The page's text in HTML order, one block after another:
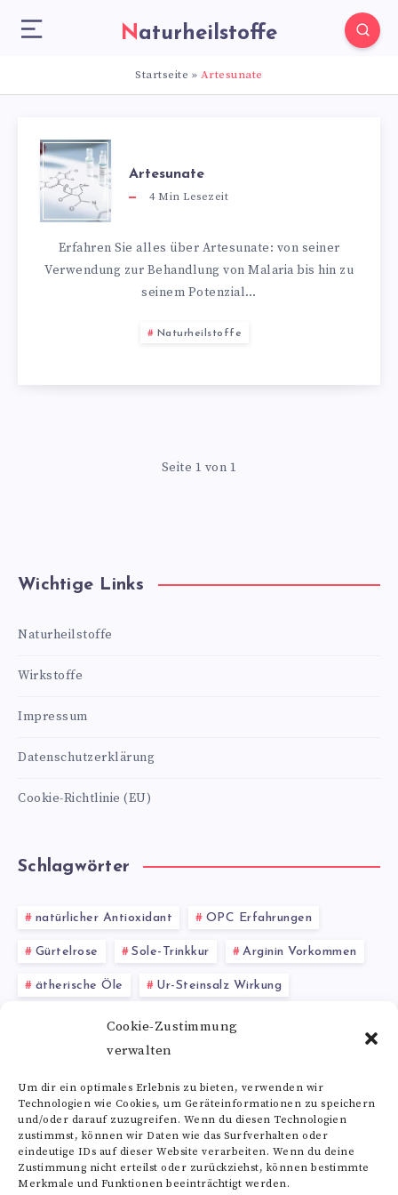
Cookie-Zustimmung
verwalten
Um dir ein optimales Erlebnis zu bieten, verwenden wir
Technologien wie Cookies, um Geräteinformationen zu speichern
und/oder darauf zuzugreifen. Wenn du diesen Technologien
zustimmst, können wir Daten wie das Surfverhalten oder
eindeutige IDs auf dieser Website verarbeiten. Wenn du deine
Zustimmung nicht erteilst oder zurückziehst, können bestimmte
Merkmale und Funktionen beeinträchtigt werden.
Naturheilstoffe
Startseite » Artesunate
Artesunate
4Min Lesezeit
Erfahren Sie alles über Artesunate: von seiner
Verwendung zur Behandlung von Malaria bis hin zu
seinem Potenzial…
Naturheilstoffe
Seite 1 von 1
Wichtige Links
Naturheilstoffe
Wirkstoffe
Impressum
Datenschutzerklärung
Cookie-Richtlinie (EU)
Schlagwörter
natürlicher Antioxidant OPC Erfahrungen
Gürtelrose Sole-Trinkkur Arginin Vorkommen
ätherische Öle Ur-Steinsalz Wirkung
Magnesiummangel Proteasen Funktion
Honigrezepte Rutin Wirkung
Alle Schlagwörter